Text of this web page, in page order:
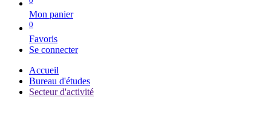
Mon panier
0
Favoris
Se connecter
Accueil
Bureau d'études
Secteur d'activité